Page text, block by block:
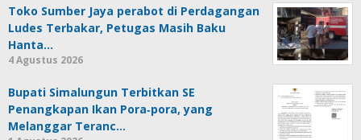
Toko Sumber Jaya perabot di Perdagangan
Ludes Terbakar, Petugas Masih Baku
Hanta…
4 Agustus 2026
Bupati Simalungun Terbitkan SE
Penangkapan Ikan Pora‑pora, yang
Melanggar Teranc…